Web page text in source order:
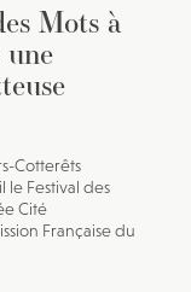
Mots à
Cotterêts
le Festival des
Cité
Française du